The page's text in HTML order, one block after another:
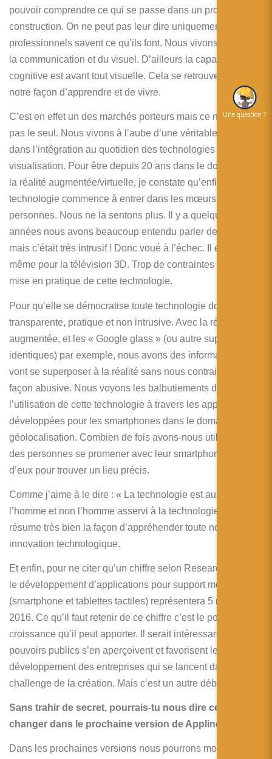
pouvoir comprendre ce qui se passe dans un processus de
construction. On ne peut pas leur dire uniquement que les
professionnels savent ce qu’ils font. Nous vivons à l’air de
la communication et du visuel. D’ailleurs la capacité
cognitive est avant tout visuelle. Cela se retrouve dans
notre façon d’apprendre et de vivre.
C’est en effet un des marchés porteurs mais ce n’est certes
pas le seul. Nous vivons à l’aube d’une véritable révolution
dans l’intégration au quotidien des technologies de
visualisation. Pour être depuis 20 ans dans le domaine de
la réalité augmentée/virtuelle, je constate qu’enfin la
technologie commence à entrer dans les mœurs des
personnes. Nous ne la sentons plus. Il y a quelques
années nous avons beaucoup entendu parler des HMD
mais c’était très intrusif ! Donc voué à l’échec. Il en va de
même pour la télévision 3D. Trop de contraintes pour la
mise en pratique de cette technologie.
Pour qu’elle se démocratise toute technologie doit être
transparente, pratique et non intrusive. Avec la réalité
augmentée, et les « Google glass » (ou autre supports
identiques) par exemple, nous avons des informations qui
vont se superposer à la réalité sans nous contraindre de
façon abusive. Nous voyons les balbutiements dans
l’utilisation de cette technologie à travers les applications
développées pour les smartphones dans le domaine de la
géolocalisation. Combien de fois avons-nous utilisé ou vu
des personnes se promener avec leur smartphone en face
d’eux pour trouver un lieu précis.
Comme j’aime à le dire : « La technologie est au serve de
l’homme et non l’homme asservi à la technologie ». Ca
résume très bien la façon d’appréhender toute nouvelle
innovation technologique.
Et enfin, pour ne citer qu’un chiffre selon Research&Market
le développement d’applications pour support mobile
(smartphone et tablettes tactiles) représentera 5 mds $ en
2016. Ce qu’il faut retenir de ce chiffre c’est le potentiel de
croissance qu’il peut apporter. Il serait intéressant que les
pouvoirs publics s’en aperçoivent et favorisent le
développement des entreprises qui se lancent dans le
challenge de la création. Mais c’est un autre débat…
Sans trahir de secret, pourrais-tu nous dire ce qui va
changer dans le prochaine version de Applinéa ?
Dans les prochaines versions nous pourrons modifier les
Une question ?